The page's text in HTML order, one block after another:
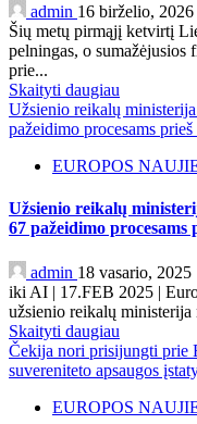
admin 16 birželio, 2026
Šių metų pirmąjį ketvirtį
pelningas, o
prie...
Skaityti daugiau
Užsienio reikalų
pažeidimo procesams
EUROPOS
Užsienio reikalų
67 pažeidimo procesams
admin 18 vasario, 2025
iki AI | 17.FEB 2025 |
užsienio reikalų
Skaityti daugiau
Čekija nori prisijungti prie
suvereniteto apsaugos
EUROPOS